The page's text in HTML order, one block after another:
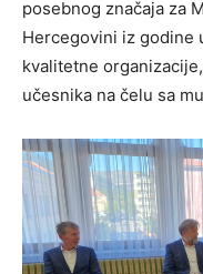
posebnog značaja za
Hercegovini iz godine
kvalitetne
učesnika na čelu sa